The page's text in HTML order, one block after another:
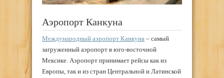
Аэропорт Канкуна
Международный аэропорт Канкуна – самый
загруженный аэропорт в юго-восточной
Мексике. Аэропорт принимает рейсы как из
Европы, так и из стран Центральной и Латинской